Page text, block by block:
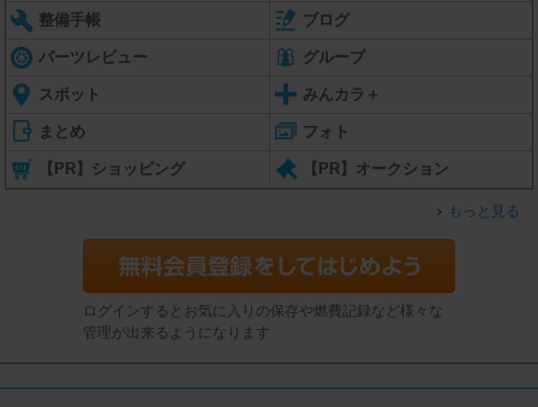
整備手帳 ブログ
パーツレビュー グループ
スポット みんカラ＋
まとめ フォト
【PR】ショッピング 【PR】オークション
もっと見る
ログインするとお気に入りの保存や燃費記録など様々な
管理が出来るようになります